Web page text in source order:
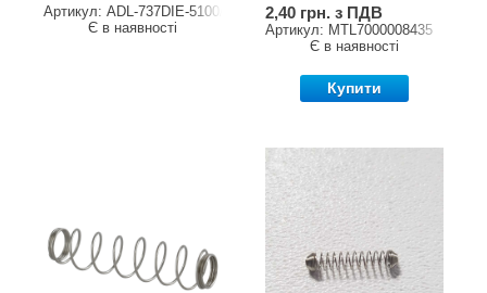
Артикул: ADL-737DIE-5100/20
Є в наявності
2,40 грн. з ПДВ
Артикул: MTL7000008435
Є в наявності
Купити